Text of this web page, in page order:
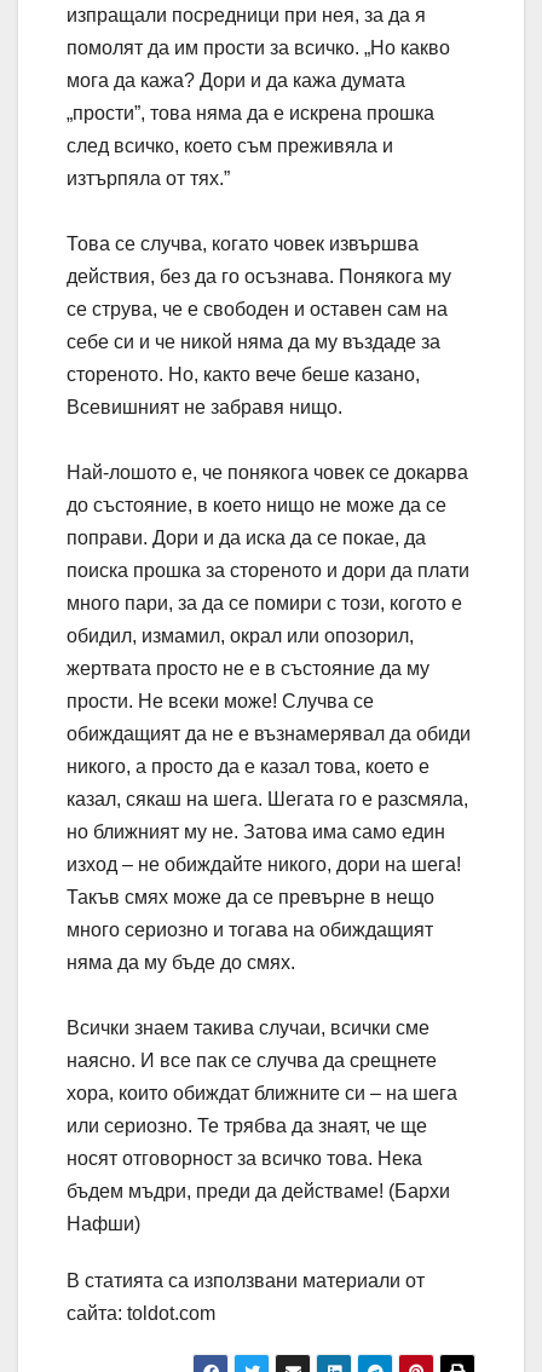
изпращали посредници при нея, за да я
помолят да им прости за всичко. „Но какво
мога да кажа? Дори и да кажа думата
„прости”, това няма да е искрена прошка
след всичко, което съм преживяла и
изтърпяла от тях.”
Това се случва, когато човек извършва
действия, без да го осъзнава. Понякога му
се струва, че е свободен и оставен сам на
себе си и че никой няма да му въздаде за
стореното. Но, както вече беше казано,
Всевишният не забравя нищо.
Най-лошото е, че понякога човек се докарва
до състояние, в което нищо не може да се
поправи. Дори и да иска да се покае, да
поиска прошка за стореното и дори да плати
много пари, за да се помири с този, когото е
обидил, измамил, окрал или опозорил,
жертвата просто не е в състояние да му
прости. Не всеки може! Случва се
обиждащият да не е възнамерявал да обиди
никого, а просто да е казал това, което е
казал, сякаш на шега. Шегата го е разсмяла,
но ближният му не. Затова има само един
изход – не обиждайте никого, дори на шега!
Такъв смях може да се превърне в нещо
много сериозно и тогава на обиждащият
няма да му бъде до смях.
Всички знаем такива случаи, всички сме
наясно. И все пак се случва да срещнете
хора, които обиждат ближните си – на шега
или сериозно. Те трябва да знаят, че ще
носят отговорност за всичко това. Нека
бъдем мъдри, преди да действаме! (Бархи
Нафши)
В статията са използвани материали от
сайта: toldot.com